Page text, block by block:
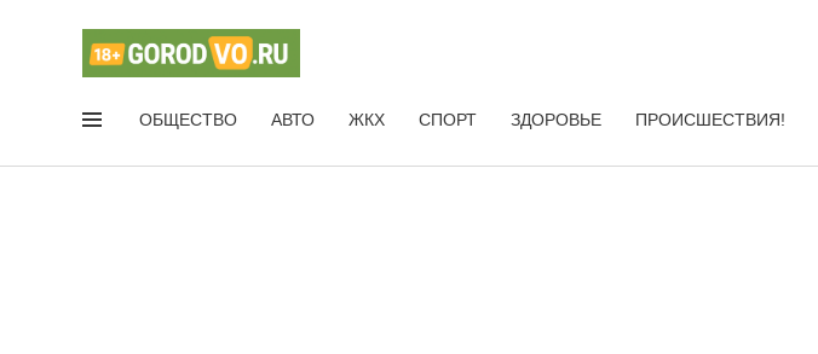
ОБЩЕСТВО АВТО ЖКХ СПОРТ ЗДОРОВЬЕ ПРОИСШЕСТВИЯ!